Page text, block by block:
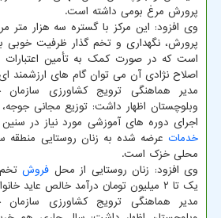
پرورش مرغ بومی داشته است.
وی افزود: این مرکز با گستره سه هزار متر
پرورش، نگهداری و تخم گذار ظرفیت خوبی
است که در صورت کمک به تأمین اعتبارات
اصلاح نژادی آن می توان گام های ارزشمند
مدیر هماهنگی ترویج کشاورزی
وبلوچستان اظهار داشت: توزیع مجانی
اجرای دوره های آموزشی مورد نیاز در
خدمات عرضه شده به زنان روستایی
محلی خزک است.
وی افزود: زنان روستایی از محل فروشتخم
یک تا ۲ میلیون تومان درآمد خالص عاید خانوار می کنند.
مدیر هماهنگی ترویج کشاورزی